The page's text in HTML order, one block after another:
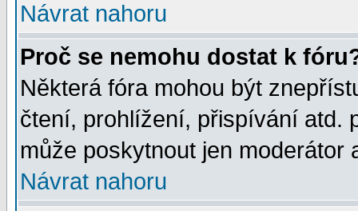
Návrat nahoru
Proč se nemohu dostat k
Některá fóra mohou být
čtení, prohlížení, přispívání atd.
může poskytnout jen moderátor
Návrat nahoru